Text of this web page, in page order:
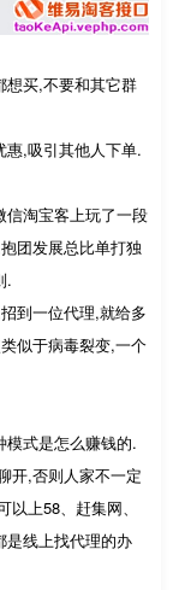
想买,不要和其它群
惠,吸引其他人下单.
信淘宝客上玩了一段
团发展总比单打独
.
到一位代理,就给多
似于病毒裂变,一个
式是怎么赚钱的.
开,否则人家不一定
上58、赶集网、
是线上找代理的办